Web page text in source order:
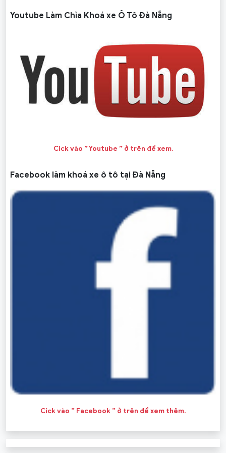
Youtube Làm Chìa Khoá xe Ô Tô Đà Nẵng
Cick vào ” Youtube ” ở trên để xem.
Facebook làm khoá xe ô tô tại Đà Nẵng
Cick vào ” Facebook ” ở trên để xem thêm.